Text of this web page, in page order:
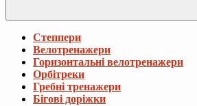
Степпери
Велотренажери
Горизонтальні велотренажери
Орбітреки
Гребні тренажери
Бігові доріжки